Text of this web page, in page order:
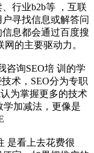
行业b2b等 ，互联
寻找信息或解答问
息都会通过百度搜
的主要驱动力。
咨询SEO培 训的学
术，SEO分为专职
为掌握更多的技术
学加减法，更像是
是看上去花费很